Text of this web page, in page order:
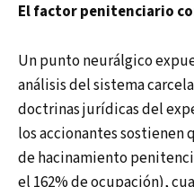
El factor penitenciario
Un punto neurálgico
análisis del sistema
doctrinas jurídicas del
los accionantes sostienen
de hacinamiento
el 162% de ocupación),